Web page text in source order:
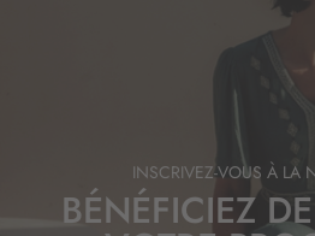
INSCRIVEZ-VOUS À LA
BÉNÉFICIEZ